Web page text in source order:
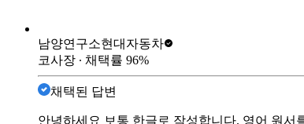
남양연구소현대자동차
코사장 ∙ 채택률 96%
채택된 답변
안녕하세요 보통 한글로 작성합니다. 영어 원